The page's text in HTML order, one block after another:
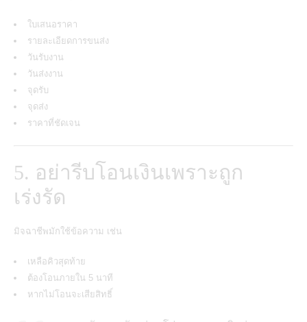
ใบเสนอราคา
รายละเอียดการขนส่ง
วันรับงาน
วันส่งงาน
จุดรับ
จุดส่ง
ราคาที่ชัดเจน
5. อย่ารีบโอนเงินเพราะถูก
เร่งรัด
มิจฉาชีพมักใช้ข้อความ เช่น
เหลือคิวสุดท้าย
ต้องโอนภายใน 5 นาที
หากไม่โอนจะเสียสิทธิ์